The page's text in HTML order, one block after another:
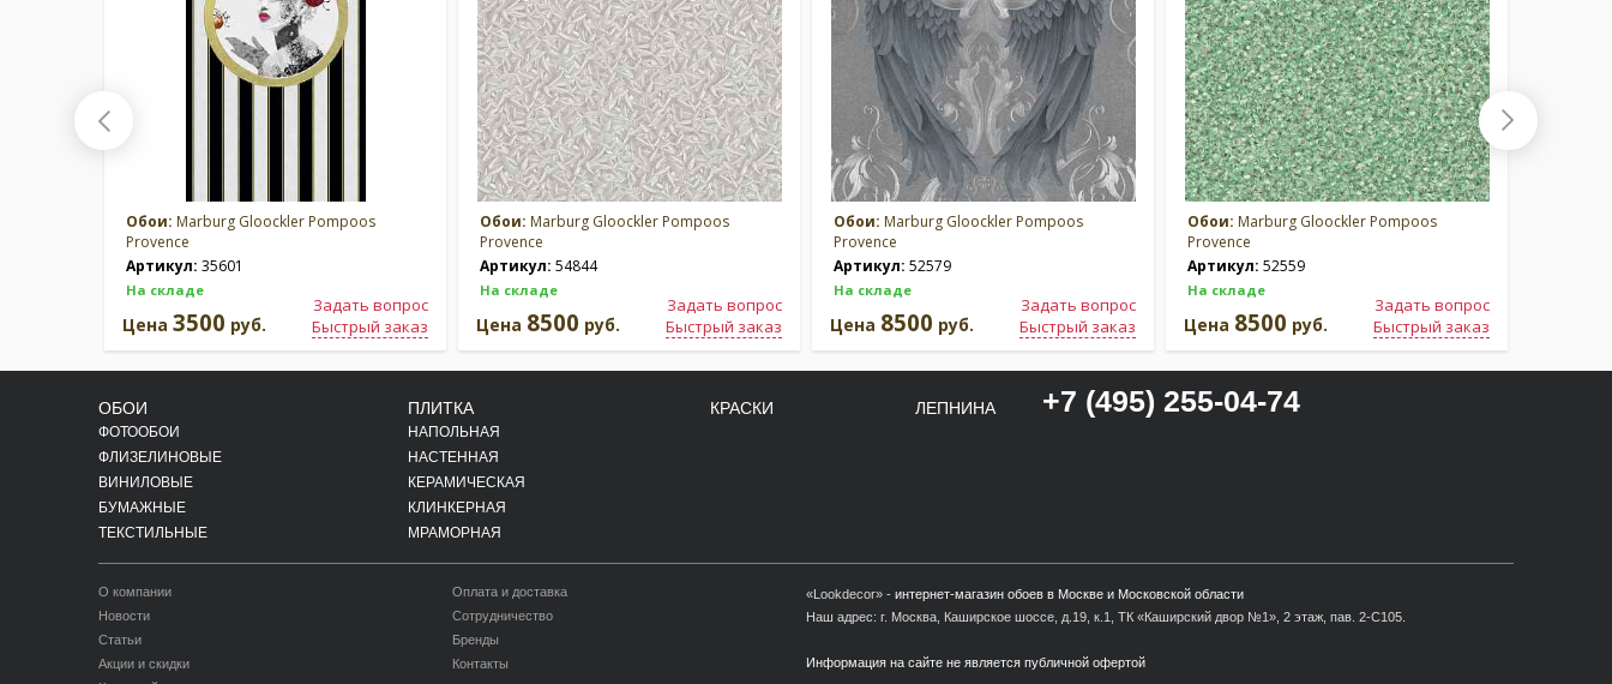
Обои: Marburg Gloockler Pompoos
Provence
Артикул: 35601
На складе
Задать вопрос
Быстрый заказ
Цена 3500 руб.
Обои: Marburg Gloockler Pompoos
Provence
Артикул: 54844
На складе
Задать вопрос
Быстрый заказ
Цена 8500 руб.
Обои: Marburg Gloockler Pompoos
Provence
Артикул: 52579
На складе
Задать вопрос
Быстрый заказ
Цена 8500 руб.
Обои: Marburg Gloockler Pompoos
Provence
Артикул: 52559
На складе
Задать вопрос
Быстрый заказ
Цена 8500 руб.
ОБОИ
ФОТООБОИ
ФЛИЗЕЛИНОВЫЕ
ВИНИЛОВЫЕ
БУМАЖНЫЕ
ТЕКСТИЛЬНЫЕ
ПЛИТКА
НАПОЛЬНАЯ
НАСТЕННАЯ
КЕРАМИЧЕСКАЯ
КЛИНКЕРНАЯ
МРАМОРНАЯ
КРАСКИ ЛЕПНИНА +7 (495) 255-04-74
О компании
Новости
Статьи
Акции и скидки
Оплата и доставка
Сотрудничество
Бренды
Контакты
«Lookdecor» - интернет-магазин обоев в Москве и Московской области
Наш адрес: г. Москва, Каширское шоссе, д.19, к.1, ТК «Каширский двор №1», 2 этаж, пав. 2-С105.
Информация на сайте не является публичной офертой